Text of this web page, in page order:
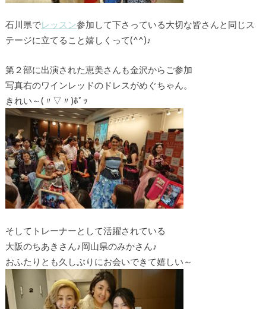
石川県でレッスン参加して下さっている大切な皆さんと同じス
テージに立てること嬉しくって(^^)♪
第２部に出演された恵美さんも金沢からご参加
写真右のワインレッドのドレスがめぐちゃん。
きれい～(〃▽〃)ﾎﾟｯ
そしてトレーナーとして活躍されている
大阪のちあきさん♪岡山県のみかさん♪
おふたりとも久しぶりにお会いできて嬉しい～